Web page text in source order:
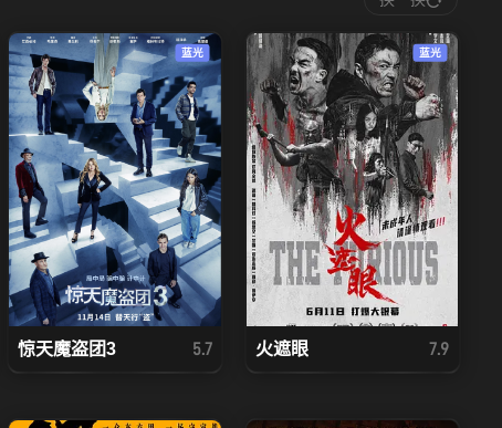
蓝光
惊天魔盗团3 5.7
蓝光
火遮眼 7.9